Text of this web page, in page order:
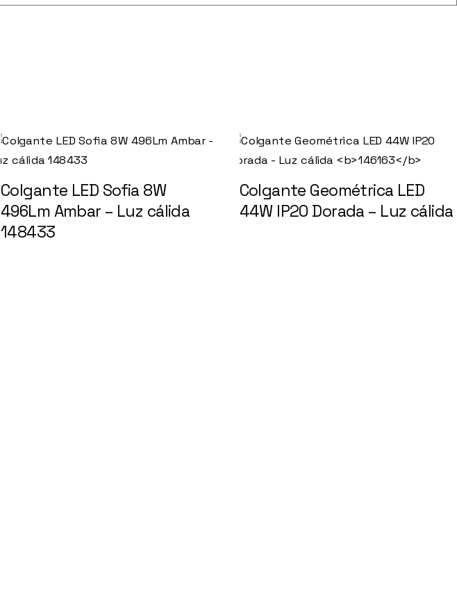
Colgante LED Sofia 8W
496Lm Ambar – Luz cálida
148433
Colgante Geométrica LED
44W IP20 Dorada – Luz cálida